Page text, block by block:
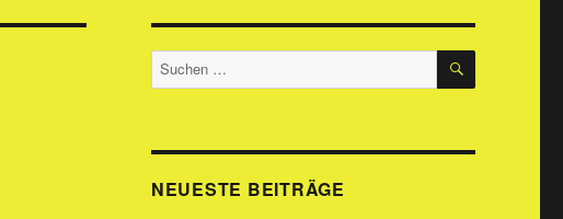
Suchen
nach:
SUCHEN
NEUESTE BEITRÄGE